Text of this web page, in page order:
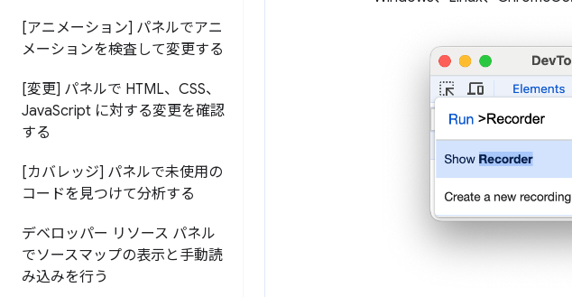
[アニメーション] パネルでアニ
メーションを検査して変更する
[変更] パネルで HTML、CSS、
JavaScript に対する変更を確認
する
[カバレッジ] パネルで未使用の
コードを見つけて分析する
デベロッパー リソース パネル
でソースマップの表示と手動読
み込みを行う